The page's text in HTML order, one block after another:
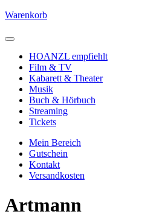
Warenkorb
HOANZL empfiehlt
Film & TV
Kabarett & Theater
Musik
Buch & Hörbuch
Streaming
Tickets
Mein Bereich
Gutschein
Kontakt
Versandkosten
Artmann